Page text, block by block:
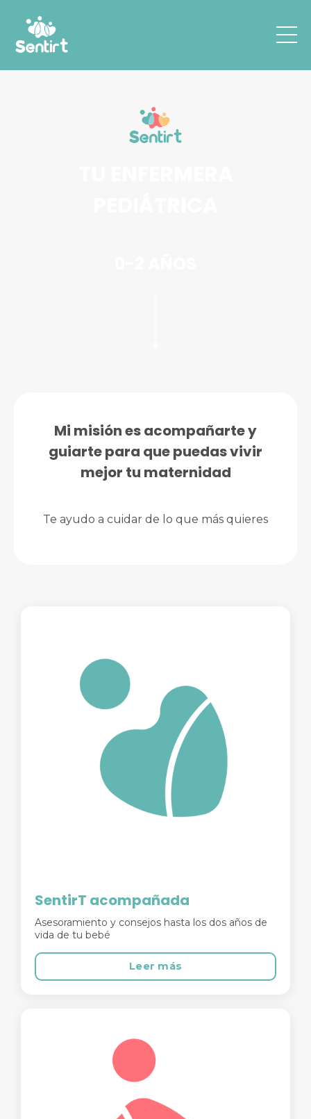
Mi misión es acompañarte y
guiarte para que puedas vivir
mejor tu maternidad
Te ayudo a cuidar de lo que más quieres
SentirT acompañada
Asesoramiento y consejos hasta los dos años de
vida de tu bebé
Leer más